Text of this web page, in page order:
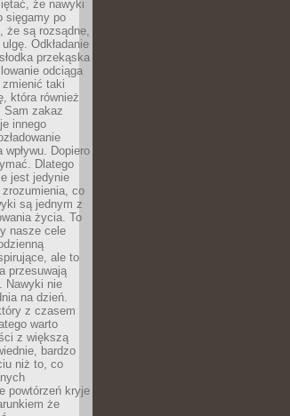
że nawyki
sięgamy po
że są rozsądne,
Odkładanie
przekąska
odciąga
taki
która również
Sam zakaz
innego
Dopiero
Dlatego
jest jedynie
co
są jednym z
życia. To
nasze cele
ale to
przesuwają
Nawyki nie
na dzień.
z czasem
warto
z większą
bardzo
niż to, co
powtórzeń kryje
że